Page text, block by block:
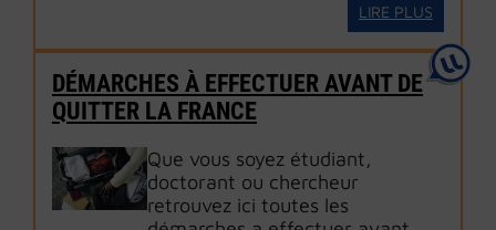
LIRE PLUS
DÉMARCHES À EFFECTUER AVANT DE
QUITTER LA FRANCE
Que vous soyez étudiant,
doctorant ou chercheur
retrouvez ici toutes les